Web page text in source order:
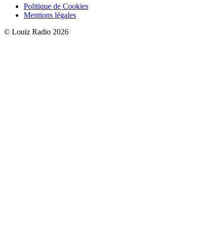
Politique de Cookies
Mentions légales
© Louiz Radio 2026